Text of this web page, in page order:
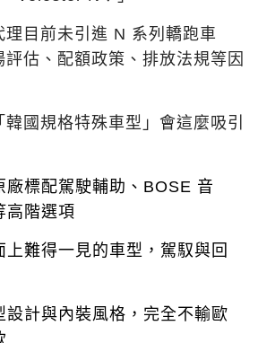
理目前未引進 N 系列轎跑車
估、配額政策、排放法規等因
國規格特殊車型」會這麼吸引
廠標配駕駛輔助、BOSE 音
高階選項
上難得一見的車型，駕馭與回
設計與內裝風格，完全不輸歐